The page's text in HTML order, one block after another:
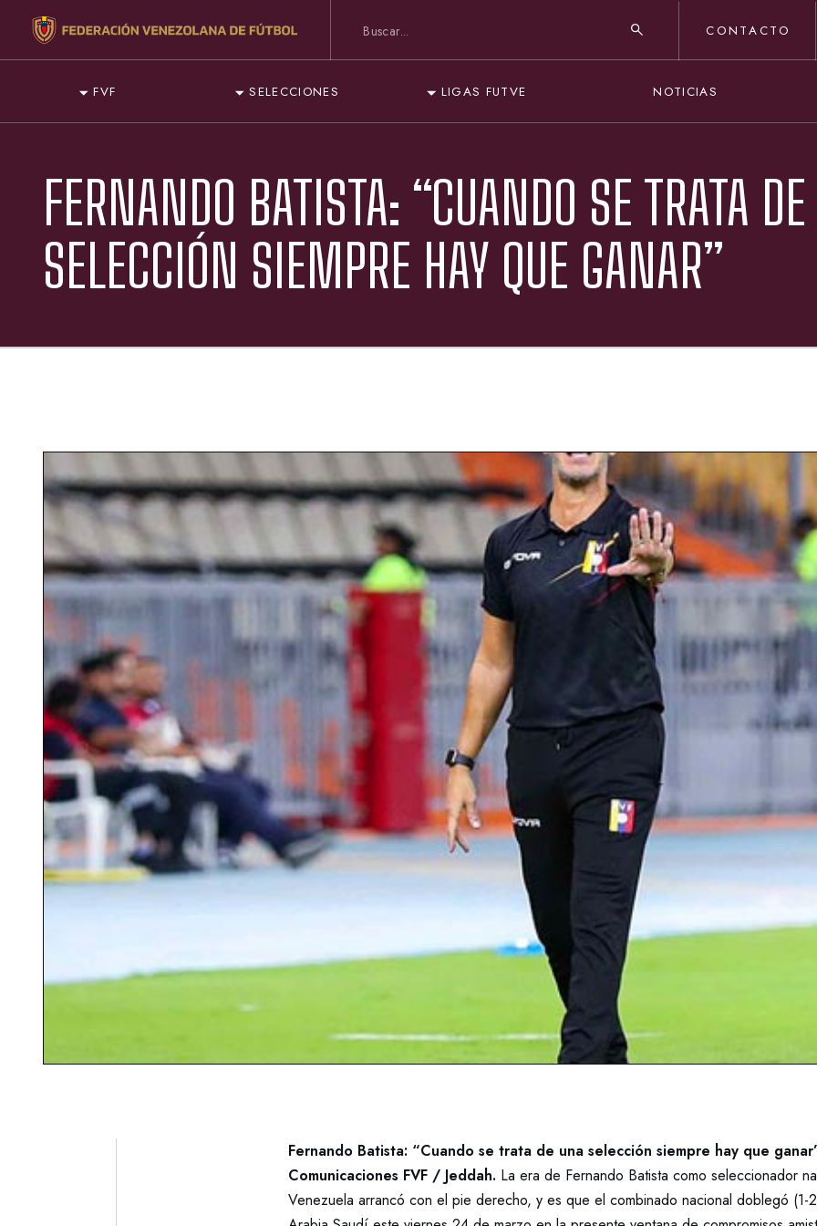
CONTACTO
FVF SELECCIONES LIGAS FUTVE NOTICIAS
FERNANDO BATISTA: “CUANDO SE TRATA
SELECCIÓN SIEMPRE HAY QUE GANAR”
Fernando Batista: “Cuando se trata de una selección siempre hay que
Comunicaciones FVF / Jeddah. La era de Fernando Batista como seleccionador
Venezuela arrancó con el pie derecho, y es que el combinado nacional doblegó (1-